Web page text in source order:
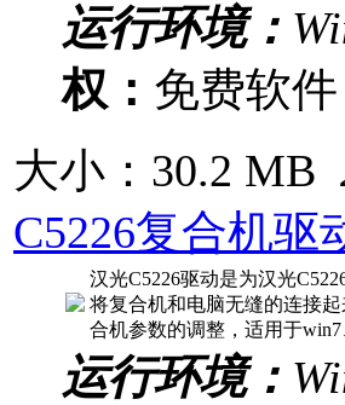
运行环境：
权： 免费软
大小：30.2 MB
C5226复合机驱
汉光C5226驱动是为汉光
将复合机和电脑无缝的连接
合机参数的调整，适用于
运行环境：